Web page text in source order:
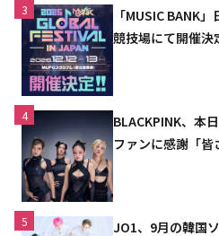
3
「MUSIC BANK
競技場にて開催決
4
BLACKPINK、本
ファンに感謝「
5
JO1、9月の韓国